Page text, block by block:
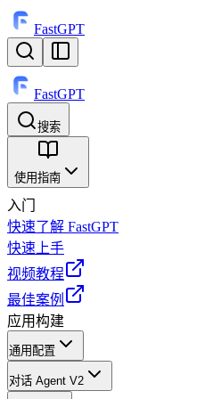
FastGPT
FastGPT
搜索
⌘K
使用指南
入门
快速了解 FastGPT
快速上手
视频教程
最佳案例
应用构建
通用配置
对话 Agent V2